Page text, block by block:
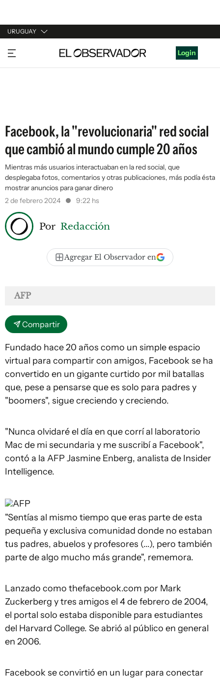
URUGUAY
URUGUAY
ARGENTINA
Login
Facebook, la "revolucionaria" red social
que cambió al mundo cumple 20 años
Mientras más usuarios interactuaban en la red social, que
desplegaba fotos, comentarios y otras publicaciones, más podía ésta
mostrar anuncios para ganar dinero
2 de febrero 2024
9:22 hs
Por Redacción
Agregar El Observador en
AFP
Compartir
Fundado hace 20 años como un simple espacio
virtual para compartir con amigos, Facebook se ha
convertido en un gigante curtido por mil batallas
que, pese a pensarse que es solo para padres y
"boomers", sigue creciendo y creciendo.
"Nunca olvidaré el día en que corrí al laboratorio
Mac de mi secundaria y me suscribí a Facebook",
contó a la AFP Jasmine Enberg, analista de Insider
Intelligence.
AFP
"Sentías al mismo tiempo que eras parte de esta
pequeña y exclusiva comunidad donde no estaban
tus padres, abuelos y profesores (...), pero también
parte de algo mucho más grande", rememora.
Lanzado como thefacebook.com por Mark
Zuckerberg y tres amigos el 4 de febrero de 2004,
el portal solo estaba disponible para estudiantes
del Harvard College. Se abrió al público en general
en 2006.
Facebook se convirtió en un lugar para conectar